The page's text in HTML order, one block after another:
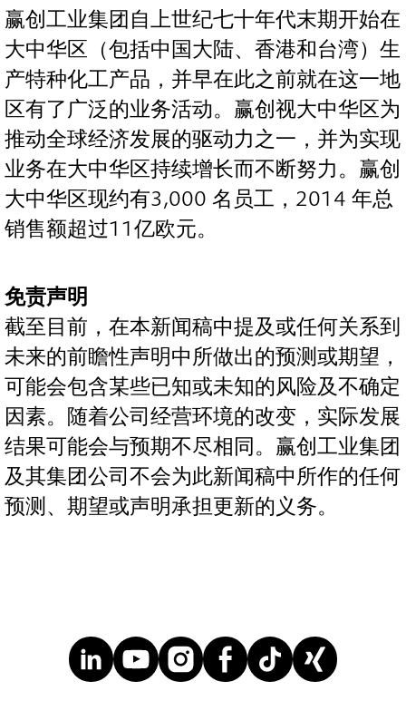
赢创工业集团自上世纪七十年代末期开始在
大中华区（包括中国大陆、香港和台湾）生
产特种化工产品，并早在此之前就在这一地
区有了广泛的业务活动。赢创视大中华区为
推动全球经济发展的驱动力之一，并为实现
业务在大中华区持续增长而不断努力。赢创
大中华区现约有3,000 名员工，2014 年总
销售额超过11亿欧元。
免责声明
截至目前，在本新闻稿中提及或任何关系到
未来的前瞻性声明中所做出的预测或期望，
可能会包含某些已知或未知的风险及不确定
因素。随着公司经营环境的改变，实际发展
结果可能会与预期不尽相同。赢创工业集团
及其集团公司不会为此新闻稿中所作的任何
预测、期望或声明承担更新的义务。